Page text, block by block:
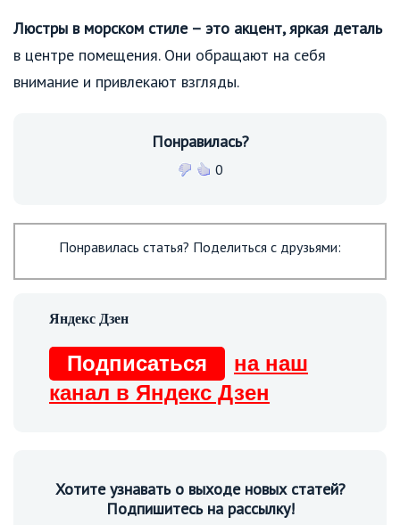
Люстры в морском стиле – это акцент, яркая деталь
в центре помещения. Они обращают на себя
внимание и привлекают взгляды.
Понравилась?
0
Понравилась статья? Поделиться с друзьями:
Подписаться
на наш
канал в Яндекс Дзен
Хотите узнавать о выходе новых статей?
Подпишитесь на рассылку!